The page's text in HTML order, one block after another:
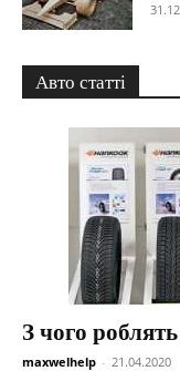
Авто статті
З чого
maxwelhelp - 21.04.2020